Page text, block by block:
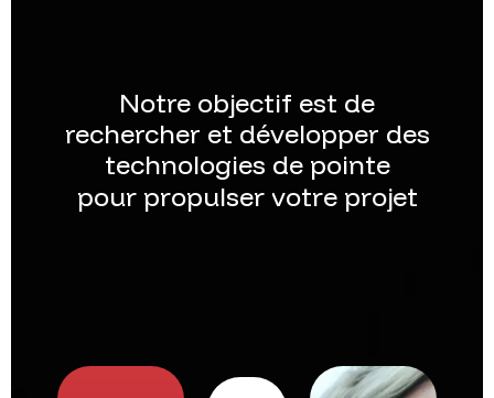
Notre objectif est de
rechercher et développer des
technologies de pointe
pour propulser votre projet